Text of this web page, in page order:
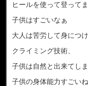
ヒールを使って登ってま
子供はすごいなぁ
大人は苦労して身につ
クライミング技術、
子供は自然と出来てし
子供の身体能力すごいね